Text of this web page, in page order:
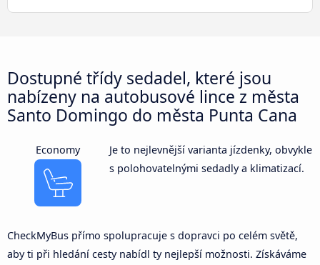
Dostupné třídy sedadel, které jsou
nabízeny na autobusové lince z města
Santo Domingo do města Punta Cana
Economy
Je to nejlevnější varianta jízdenky, obvykle
s polohovatelnými sedadly a klimatizací.
CheckMyBus přímo spolupracuje s dopravci po celém světě,
aby ti při hledání cesty nabídl ty nejlepší možnosti. Získáváme